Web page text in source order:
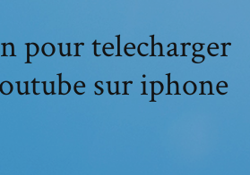
pour telecharger
sur iphone